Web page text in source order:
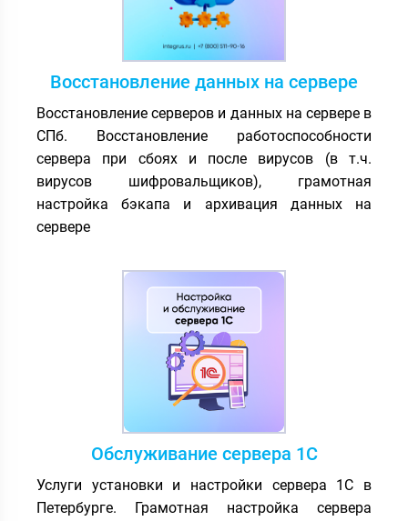
Восстановление данных на сервере
Восстановление серверов и данных на сервере в
СПб. Восстановление работоспособности
сервера при сбоях и после вирусов (в т.ч.
вирусов шифровальщиков), грамотная
настройка бэкапа и архивация данных на
сервере
Обслуживание сервера 1С
Услуги установки и настройки сервера 1С в
Петербурге. Грамотная настройка сервера